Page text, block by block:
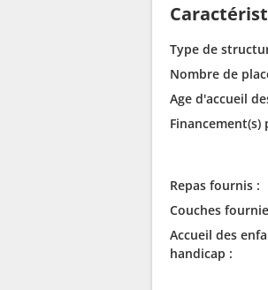
Type de
Nombre de
Age d'accueil
Financement(s)
Repas fournis :
Couches
Accueil des
handicap :